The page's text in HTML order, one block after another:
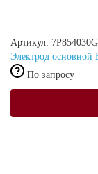
Артикул:
Электрод
По запросу